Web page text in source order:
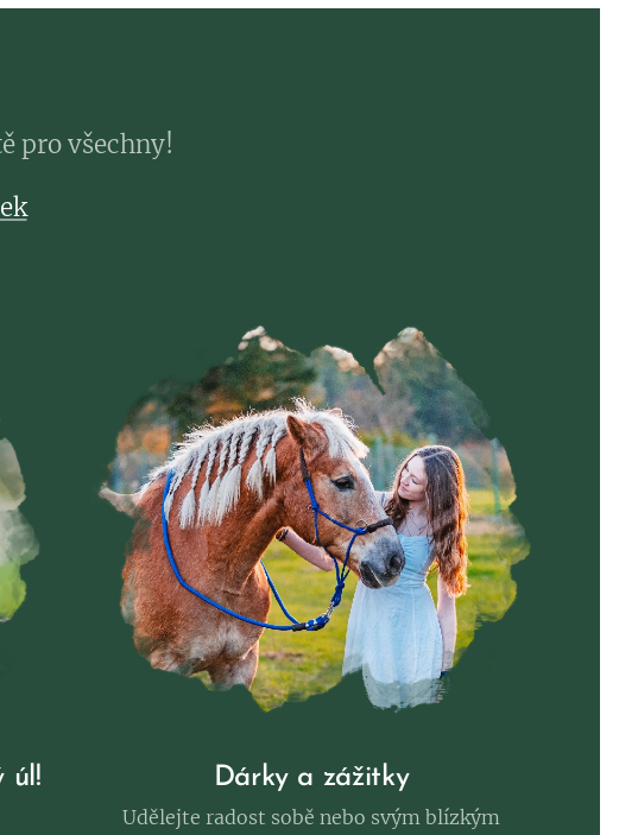
pro všechny!
úl! Dárky a zážitky
Udělejte radost sobě nebo svým blízkým